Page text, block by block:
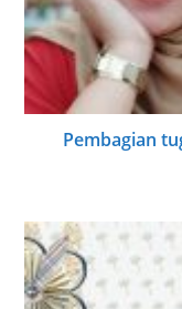
Pembagian